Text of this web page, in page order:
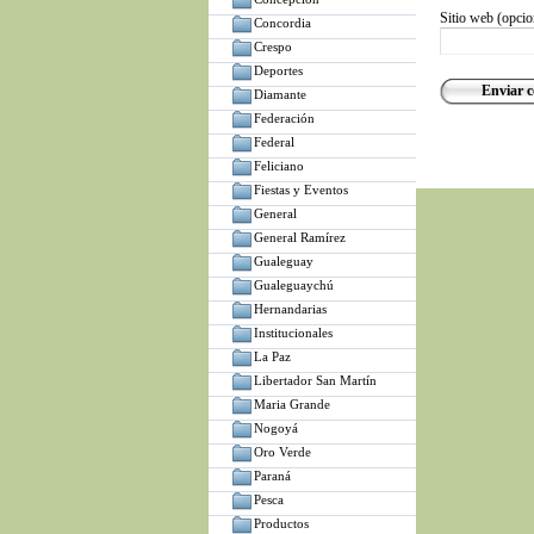
Concordia
Crespo
Deportes
Diamante
Federación
Federal
Feliciano
Fiestas y Eventos
General
General Ramírez
Gualeguay
Gualeguaychú
Hernandarias
Institucionales
La Paz
Libertador San Martín
Maria Grande
Nogoyá
Oro Verde
Paraná
Pesca
Productos
Sitio web